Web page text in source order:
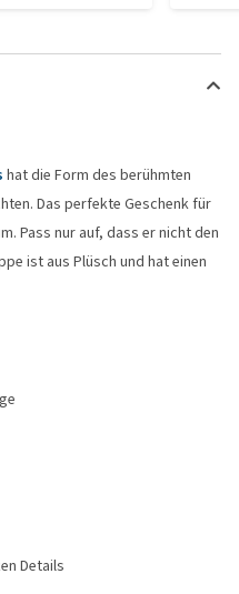
hat die Form des berühmten
Das perfekte Geschenk für
Pass nur auf, dass er nicht den
ist aus Plüsch und hat einen
Details